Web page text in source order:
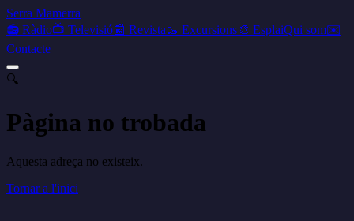
Serra Mamerra
📻 Ràdio📺 Televisió📰 Revista🥾 Excursions🎨 EsplaiQui som✉️
Contacte
🔍
Pàgina no trobada
Aquesta adreça no existeix.
Tornar a l'inici